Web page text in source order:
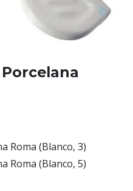
Roma (Blanco, 3)
Roma (Blanco, 5)